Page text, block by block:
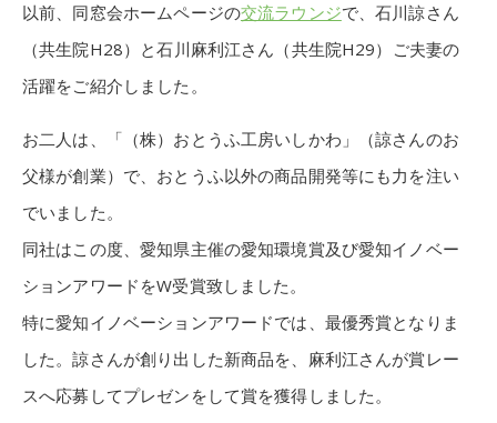
以前、同窓会ホームページの交流ラウンジで、石川諒さん
（共生院H28）と石川麻利江さん（共生院H29）ご夫妻の
活躍をご紹介しました。
お二人は、「（株）おとうふ工房いしかわ」（諒さんのお
父様が創業）で、おとうふ以外の商品開発等にも力を注い
でいました。
同社はこの度、愛知県主催の愛知環境賞及び愛知イノベー
ションアワードをW受賞致しました。
特に愛知イノベーションアワードでは、最優秀賞となりま
した。諒さんが創り出した新商品を、麻利江さんが賞レー
スへ応募してプレゼンをして賞を獲得しました。